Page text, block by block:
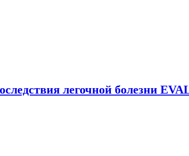
легочной болезни